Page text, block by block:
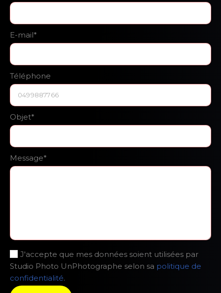
E-mail*
Téléphone
Objet*
Message*
J'accepte que mes données soient utilisées par
Studio Photo UnPhotographe selon sa politique de
confidentialité.